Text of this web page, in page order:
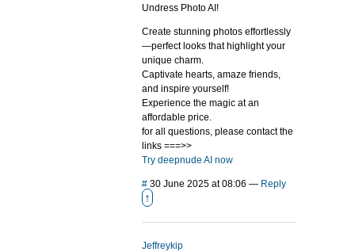
Undress Photo AI!
Create stunning photos effortlessly
—perfect looks that highlight your
unique charm.
Captivate hearts, amaze friends,
and inspire yourself!
Experience the magic at an
affordable price.
for all questions, please contact the
links ===>>
Try deepnude AI now
# 30 June 2025 at 08:06 — Reply
↑
Jeffreykip